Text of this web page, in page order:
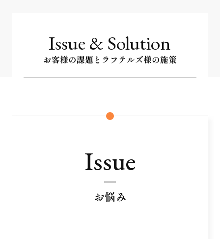
ニュースIssue & Solution
お客様の課題とラフテルズ様の施策
Issue
お悩み